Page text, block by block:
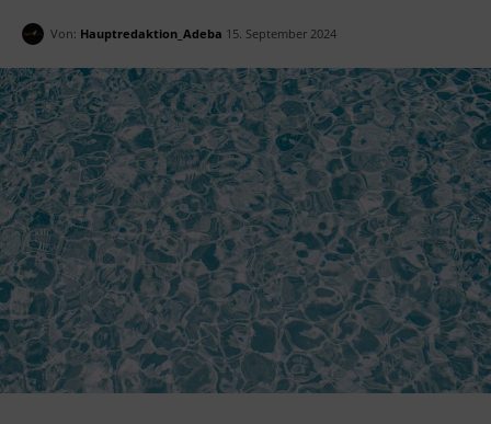
Von: Hauptredaktion_Adeba 15. September 2024